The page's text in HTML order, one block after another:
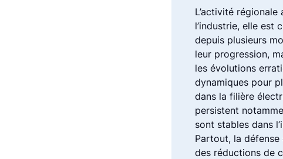
L’activité
l’industrie, elle est
depuis plusieurs
leur progression,
les évolutions
dynamiques pour
dans la filière
persistent
sont stables dans
Partout, la
des réductions de